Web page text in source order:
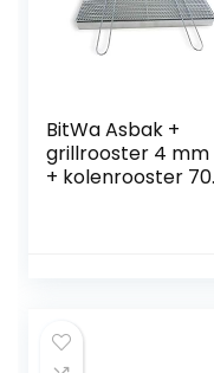
BitWa Asbak +
grillrooster 4 mm
+ kolenrooster 70